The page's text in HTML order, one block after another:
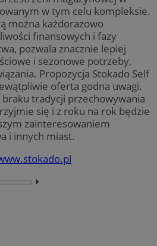
w tym celu kompleksie.
można każdorazowo
finansowych i fazy
pozwala znacznie lepiej
i sezonowe potrzeby,
Propozycja Stokado Self
oferta godna uwagi.
tradycji przechowywania
się i z roku na rok będzie
zainteresowaniem
i innych miast.
⏵︎